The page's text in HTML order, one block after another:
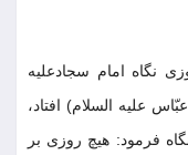
نگاه امام سجادعلیه
علیه السلام) افتاد،
فرمود: هیچ روزی بر